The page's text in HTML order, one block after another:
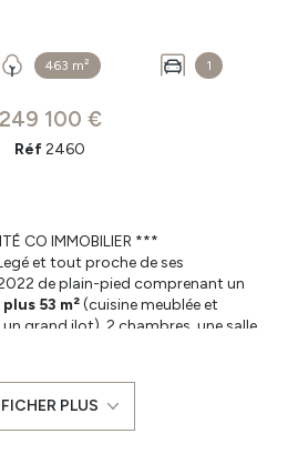
463 m² 1
249 100 €
Réf2460
CO IMMOBILIER ***
et tout proche de ses
de plain-pied comprenant un
53 m²(cuisine meublée et
grand ilot), 2 chambres, une salle
COMECA et Garantie
- Maison économe en énergie
PLUS